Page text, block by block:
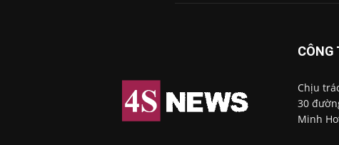
CÔNG
Chịu
30
Minh